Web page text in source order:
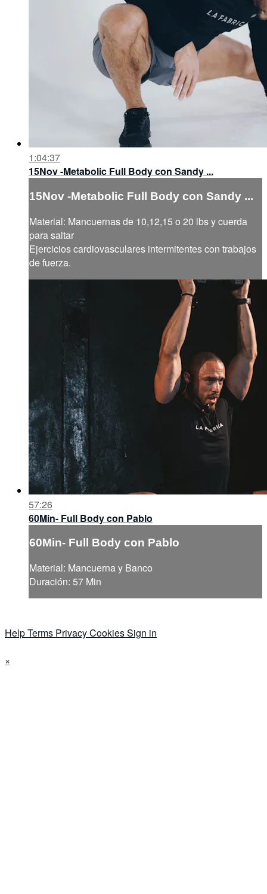
1:04:37
15Nov -Metabolic Full Body con Sandy ...
15Nov -Metabolic Full Body con Sandy ...
Material: Mancuernas de 10,12,15 o 20 lbs y cuerda
para saltar
Ejercicios cardiovasculares intermitentes con trabajos
de fuerza.
57:26
60Min- Full Body con Pablo
60Min- Full Body con Pablo
Material: Mancuerna y Banco
Duración: 57 Min
HelpTerms PrivacyCookiesSign in
×